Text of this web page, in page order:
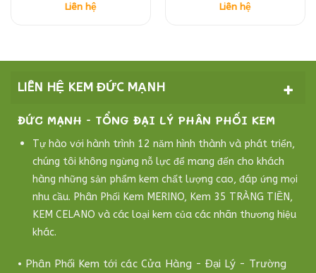
Liên hệ
Liên hệ
LIÊN HỆ KEM ĐỨC MẠNH
ĐỨC MẠNH - TỔNG ĐẠI LÝ PHÂN PHỐI KEM
Tự hào với hành trình 12 năm hình thành và phát triển,
chúng tôi không ngừng nỗ lực để mang đến cho khách
hàng những sản phẩm kem chất lượng cao, đáp ứng mọi
nhu cầu. Phân Phối Kem MERINO, Kem 35 TRÀNG TIỀN,
KEM CELANO và các loại kem của các nhãn thương hiệu
khác.
• Phân Phối Kem tới các Cửa Hàng - Đại Lý - Trường